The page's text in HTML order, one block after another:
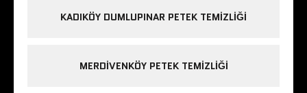
KADIKÖY DUMLUPINAR PETEK TEMIZLIĞI
MERDIVENKÖY PETEK TEMIZLIĞI